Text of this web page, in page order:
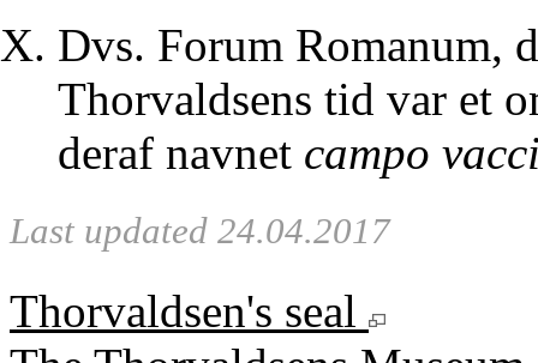
Dvs. Forum Romanum,
Thorvaldsens tid var et
deraf navnet campo
Last updated 24.04.2017
Thorvaldsen's seal